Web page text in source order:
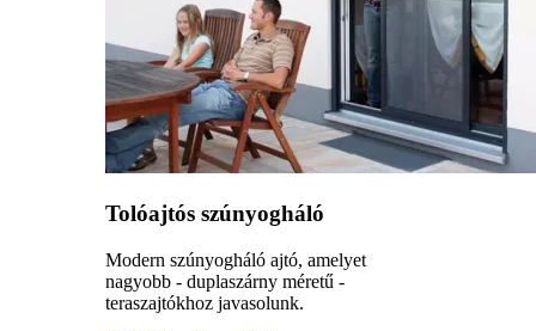
Tolóajtós szúnyogháló
Modern szúnyogháló ajtó, amelyet
nagyobb - duplaszárny méretű -
teraszajtókhoz javasolunk.